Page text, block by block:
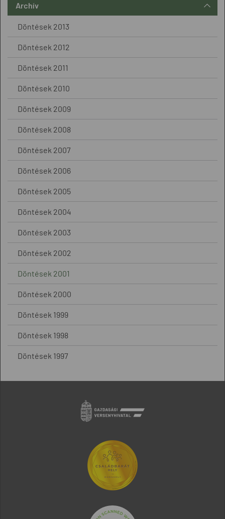
Archív
Döntések 2013
Döntések 2012
Döntések 2011
Döntések 2010
Döntések 2009
Döntések 2008
Döntések 2007
Döntések 2006
Döntések 2005
Döntések 2004
Döntések 2003
Döntések 2002
Döntések 2001
Döntések 2000
Döntések 1999
Döntések 1998
Döntések 1997